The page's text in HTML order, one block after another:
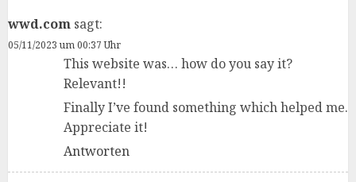
wwd.com sagt:
05/11/2023 um 00:37 Uhr
This website was… how do you say it?
Relevant!!
Finally I’ve found something which helped me.
Appreciate it!
Antworten